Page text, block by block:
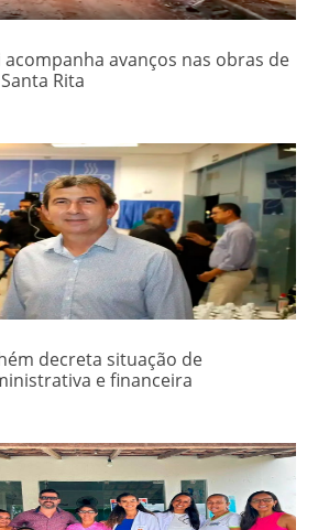
avanços nas obras de
Rita
decreta situação de
e financeira